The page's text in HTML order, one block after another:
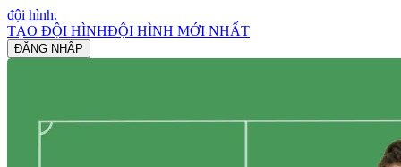
đội hình.
TẠO ĐỘI HÌNHĐỘI HÌNH MỚI NHẤT
ĐĂNG NHẬP